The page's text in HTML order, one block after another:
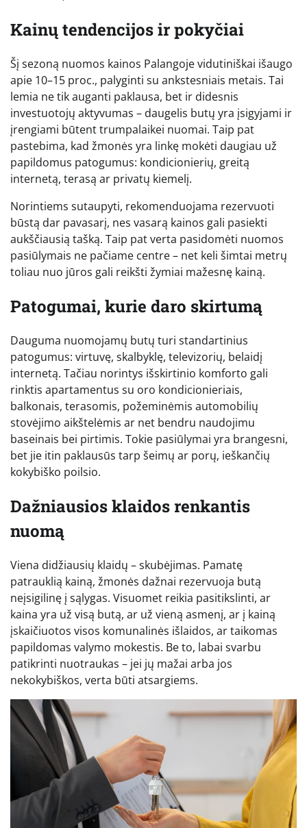
Kainų tendencijos ir pokyčiai
Šį sezoną nuomos kainos Palangoje vidutiniškai išaugo
apie 10–15 proc., palyginti su ankstesniais metais. Tai
lemia ne tik auganti paklausa, bet ir didesnis
investuotojų aktyvumas – daugelis butų yra įsigyjami ir
įrengiami būtent trumpalaikei nuomai. Taip pat
pastebima, kad žmonės yra linkę mokėti daugiau už
papildomus patogumus: kondicionierių, greitą
internetą, terasą ar privatų kiemelį.
Norintiems sutaupyti, rekomenduojama rezervuoti
būstą dar pavasarį, nes vasarą kainos gali pasiekti
aukščiausią tašką. Taip pat verta pasidomėti nuomos
pasiūlymais ne pačiame centre – net keli šimtai metrų
toliau nuo jūros gali reikšti žymiai mažesnę kainą.
Patogumai, kurie daro skirtumą
Dauguma nuomojamų butų turi standartinius
patogumus: virtuvę, skalbyklę, televizorių, belaidį
internetą. Tačiau norintys išskirtinio komforto gali
rinktis apartamentus su oro kondicionieriais,
balkonais, terasomis, požeminėmis automobilių
stovėjimo aikštelėmis ar net bendru naudojimu
baseinais bei pirtimis. Tokie pasiūlymai yra brangesni,
bet jie itin paklausūs tarp šeimų ar porų, ieškančių
kokybiško poilsio.
Dažniausios klaidos renkantis
nuomą
Viena didžiausių klaidų – skubėjimas. Pamatę
patrauklią kainą, žmonės dažnai rezervuoja butą
neįsigilinę į sąlygas. Visuomet reikia pasitikslinti, ar
kaina yra už visą butą, ar už vieną asmenį, ar į kainą
įskaičiuotos visos komunalinės išlaidos, ar taikomas
papildomas valymo mokestis. Be to, labai svarbu
patikrinti nuotraukas – jei jų mažai arba jos
nekokybiškos, verta būti atsargiems.